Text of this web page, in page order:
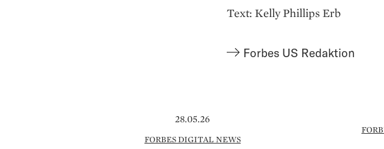
Text: Kelly Phillips Erb
Forbes US Redaktion
28.05.26
FORBES DIGITAL NEWS